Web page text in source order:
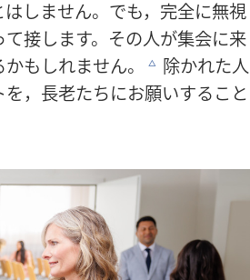
しません。でも， 完全に無視
て接します。その人が集会に来
もしれません。 c 除かれた人
， 長老たちにお願いすること